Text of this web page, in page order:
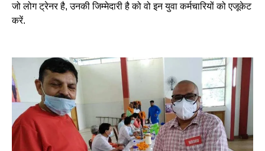
जो लोग ट्रेनर है, उनकी जिम्मेदारी है को वो इन युवा कर्मचारियों को एजूकेट
करें.